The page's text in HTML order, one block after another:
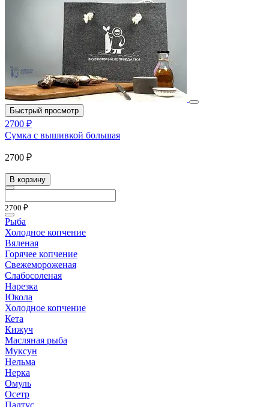
Быстрый просмотр
2700 ₽
Сумка с вышивкой большая
2700 ₽
В корзину
2700 ₽
Рыба
Холодное копчение
Вяленая
Горячее копчение
Свежемороженая
Слабосоленая
Нарезка
Юкола
Холодное копчение
Кета
Кижуч
Масляная рыба
Муксун
Нельма
Нерка
Омуль
Осетр
Палтус